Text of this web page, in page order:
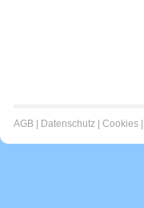
AGB Datenschutz Cookies